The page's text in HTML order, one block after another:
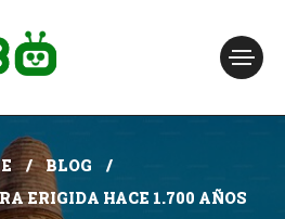
BLOG
ERIGIDA HACE 1.700 AÑOS